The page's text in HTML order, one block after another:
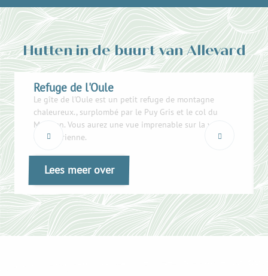
Hutten in de buurt van Allevard
Refuge de l'Oule
Le gîte de l'Oule est un petit refuge de montagne
chaleureux., surplombé par le Puy Gris et le col du
Morétan. Vous aurez une vue imprenable sur la vallée
chambérienne.
Lees meer over